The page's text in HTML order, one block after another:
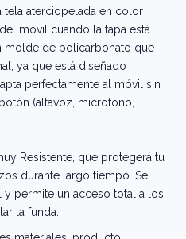
tela aterciopelada en color
móvil cuando la tapa está
molde de policarbonato que
ya que está diseñado
perfectamente al móvil sin
(altavoz, microfono,
Resistente, que protegerá tu
durante largo tiempo. Se
y permite un acceso total a los
la funda.